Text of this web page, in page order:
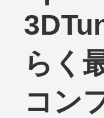
らく
コン